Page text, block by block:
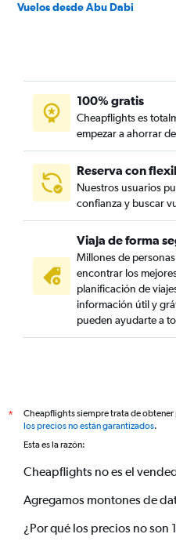
Vuelos desde Abu Dabi
100% gratis
Cheapflights es
empezar a ahorrar
Reserva con
Nuestros usuarios
confianza y buscar
Viaja de forma
Millones de
encontrar los
planificación de
información útil y
pueden ayudarte a
*
Cheapflights siempre trata de
los precios no están garantizados.
Esta es la razón:
Cheapflights no es el
Agregamos montones de
¿Por qué los precios no son